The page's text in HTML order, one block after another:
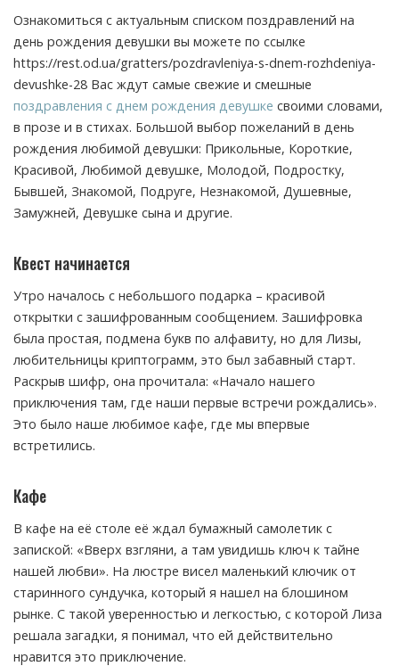
Ознакомиться с актуальным списком поздравлений на
день рождения девушки вы можете по ссылке
https://rest.od.ua/gratters/pozdravleniya-s-dnem-rozhdeniya-
devushke-28 Вас ждут самые свежие и смешные
поздравления с днем рождения девушке своими словами,
в прозе и в стихах. Большой выбор пожеланий в день
рождения любимой девушки: Прикольные, Короткие,
Красивой, Любимой девушке, Молодой, Подростку,
Бывшей, Знакомой, Подруге, Незнакомой, Душевные,
Замужней, Девушке сына и другие.
Квест начинается
Утро началось с небольшого подарка – красивой
открытки с зашифрованным сообщением. Зашифровка
была простая, подмена букв по алфавиту, но для Лизы,
любительницы криптограмм, это был забавный старт.
Раскрыв шифр, она прочитала: «Начало нашего
приключения там, где наши первые встречи рождались».
Это было наше любимое кафе, где мы впервые
встретились.
Кафе
В кафе на её столе её ждал бумажный самолетик с
запиской: «Вверх взгляни, а там увидишь ключ к тайне
нашей любви». На люстре висел маленький ключик от
старинного сундучка, который я нашел на блошином
рынке. С такой уверенностью и легкостью, с которой Лиза
решала загадки, я понимал, что ей действительно
нравится это приключение.